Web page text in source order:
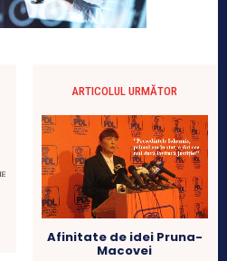
ARTICOLUL URMĂTOR
Afinitate de idei Pruna-
Macovei